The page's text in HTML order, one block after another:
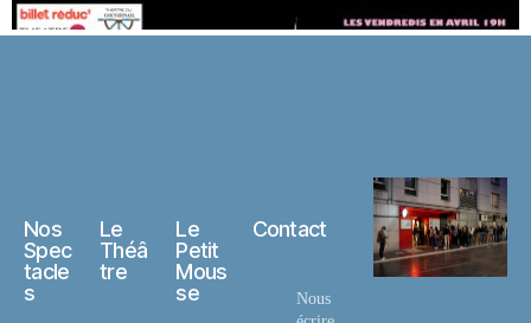
Nos
Spec
tacle
s
Le
Théâ
tre
Le
Petit
Mous
se
Contact
Nous